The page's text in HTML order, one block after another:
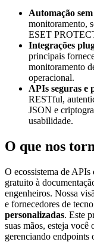
Automação
monitoramento,
ESET
Integrações
principais
monitoramento
operacional.
APIs seguras e
RESTful,
JSON e
usabilidade.
O que nos
O ecossistema de APIs
gratuito à
engenheiros. Nossa
e fornecedores de
personalizadas. Este
suas mãos, esteja você
gerenciando endpoints